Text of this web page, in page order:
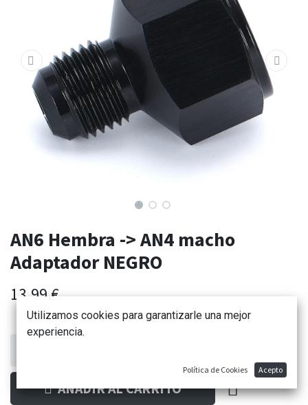
AN6 Hembra -> AN4 macho
Adaptador NEGRO
13,99 €
AÑADIR AL CARRITO
Utilizamos cookies para garantizarle una mejor
experiencia.
Política de Cookies Acepto